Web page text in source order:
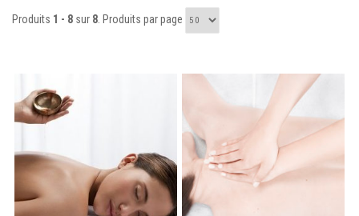
Produits 1 - 8 sur 8. Produits par page